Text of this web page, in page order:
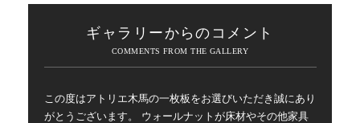
ギャラリーからのコメント
この度はアトリエ木馬の一枚板をお選びいただき誠にあり
がとうございます。 ウォールナットが床材やその他家具